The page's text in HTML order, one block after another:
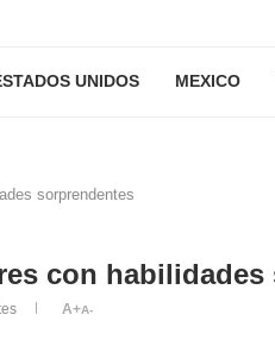
UNIDOS MEXICO
sorprendentes
con habilidades
A+A-